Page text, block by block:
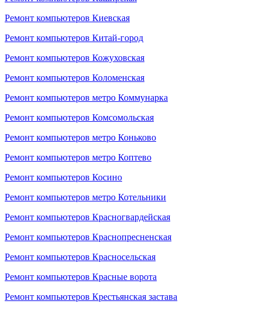
Ремонт компьютеров Киевская
Ремонт компьютеров Китай-город
Ремонт компьютеров Кожуховская
Ремонт компьютеров Коломенская
Ремонт компьютеров метро Коммунарка
Ремонт компьютеров Комсомольская
Ремонт компьютеров метро Коньково
Ремонт компьютеров метро Коптево
Ремонт компьютеров Косино
Ремонт компьютеров метро Котельники
Ремонт компьютеров Красногвардейская
Ремонт компьютеров Краснопресненская
Ремонт компьютеров Красносельская
Ремонт компьютеров Красные ворота
Ремонт компьютеров Крестьянская застава